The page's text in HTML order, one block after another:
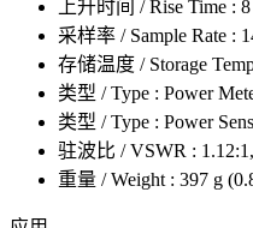
上升时间 / Rise Time :
采样率 / Sample Rate :
存储温度 / Storage
类型 / Type : Power
类型 / Type : Power
驻波比 / VSWR :
重量 / Weight : 397 g